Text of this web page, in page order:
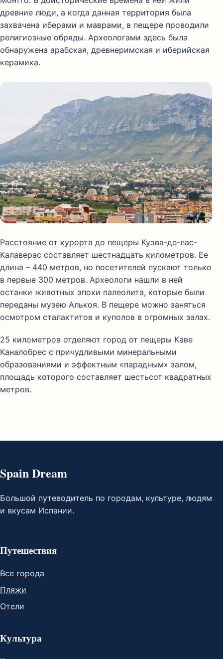
древние люди, а когда данная территория была
захвачена иберами и маврами, в пещере проводили
религиозные обряды. Археологами здесь была
обнаружена арабская, древнеримская и иберийская
керамика.
Расстояние от курорта до пещеры Куэва-де-лас-
Калаверас составляет шестнадцать километров. Ее
длина – 440 метров, но посетителей пускают только
в первые 300 метров. Археологи нашли в ней
останки животных эпохи палеолита, которые были
переданы музею Алькоя. В пещере можно заняться
осмотром сталактитов и куполов в огромных залах.
25 километров отделяют город от пещеры Каве
Каналобрес с причудливыми минеральными
образованиями и эффектным «парадным» залом,
площадь которого составляет шестьсот квадратных
метров.
Spain Dream
Большой путеводитель по городам, культуре, людям
и вкусам Испании.
Путешествия
Все города
Пляжи
Отели
Культура